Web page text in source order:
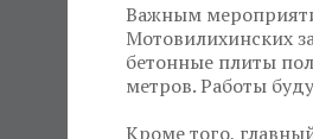
Важным
Мотовилихинских
бетонные плиты
метров. Работы
Кроме того,